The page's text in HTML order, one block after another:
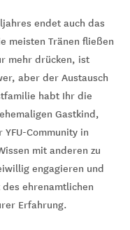
endet auch das
meisten Tränen fließen
mehr drücken, ist
aber der Austausch
habt Ihr die
Gastkind,
Community in
mit anderen zu
engagieren und
ehrenamtlichen
Erfahrung.